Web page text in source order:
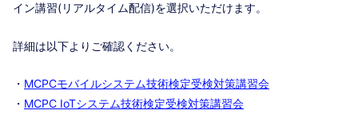
イン講習(リアルタイム配信)を選択いただけます。
詳細は以下よりご確認ください。
・ MCPCモバイルシステム技術検定受検対策講習会
・ MCPC IoTシステム技術検定受検対策講習会